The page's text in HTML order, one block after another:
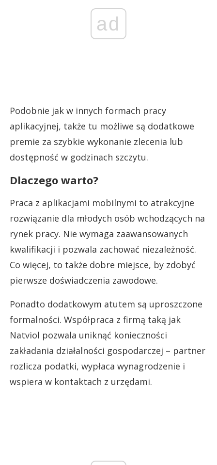
ad
Podobnie jak w innych formach pracy
aplikacyjnej, także tu możliwe są dodatkowe
premie za szybkie wykonanie zlecenia lub
dostępność w godzinach szczytu.
Dlaczego warto?
Praca z aplikacjami mobilnymi to atrakcyjne
rozwiązanie dla młodych osób wchodzących na
rynek pracy. Nie wymaga zaawansowanych
kwalifikacji i pozwala zachować niezależność.
Co więcej, to także dobre miejsce, by zdobyć
pierwsze doświadczenia zawodowe.
Ponadto dodatkowym atutem są uproszczone
formalności. Współpraca z firmą taką jak
Natviol pozwala uniknąć konieczności
zakładania działalności gospodarczej – partner
rozlicza podatki, wypłaca wynagrodzenie i
wspiera w kontaktach z urzędami.